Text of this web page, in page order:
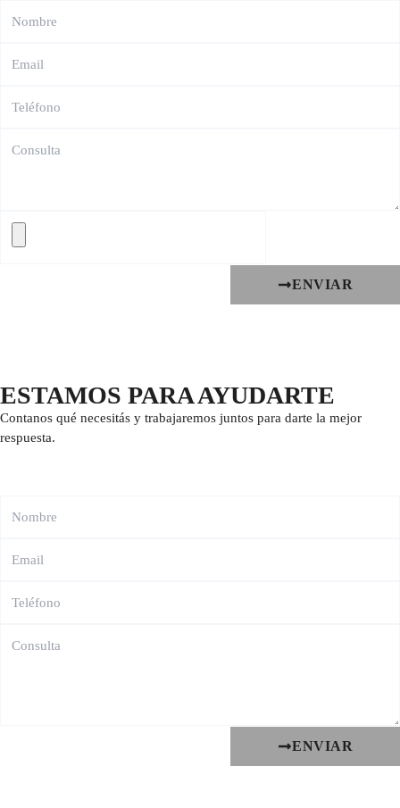
ENVIAR
ESTAMOS PARA AYUDARTE
Contanos qué necesitás y trabajaremos juntos para darte la mejor
respuesta.
ENVIAR